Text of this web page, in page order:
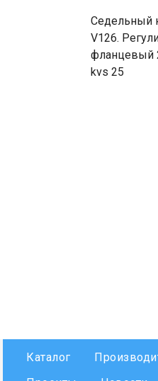
Седельный
V126.
фланцевый
kvs 25
Каталог